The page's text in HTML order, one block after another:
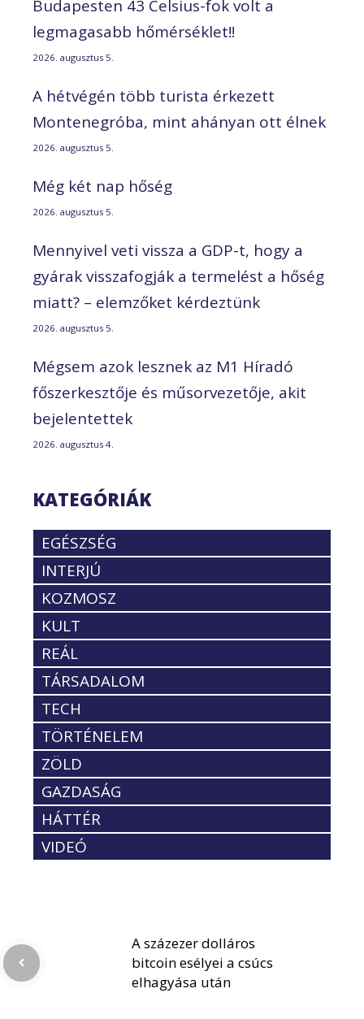
Budapesten 43 Celsius-fok volt a
legmagasabb hőmérséklet!!
2026. augusztus 5.
A hétvégén több turista érkezett
Montenegróba, mint ahányan ott élnek
2026. augusztus 5.
Még két nap hőség
2026. augusztus 5.
Mennyivel veti vissza a GDP-t, hogy a
gyárak visszafogják a termelést a hőség
miatt? – elemzőket kérdeztünk
2026. augusztus 5.
Mégsem azok lesznek az M1 Híradó
főszerkesztője és műsorvezetője, akit
bejelentettek
2026. augusztus 4.
KATEGÓRIÁK
EGÉSZSÉG
INTERJÚ
KOZMOSZ
KULT
REÁL
TÁRSADALOM
TECH
TÖRTÉNELEM
ZÖLD
GAZDASÁG
HÁTTÉR
VIDEÓ
A százezer dolláros
bitcoin esélyei a csúcs
elhagyása után